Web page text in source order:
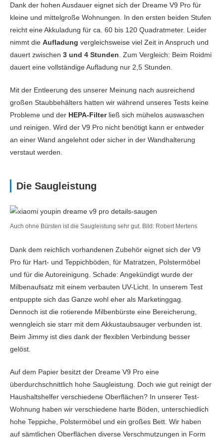
Dank der hohen Ausdauer eignet sich der Dreame V9 Pro für
kleine und mittelgroße Wohnungen. In den ersten beiden Stufen
reicht eine Akkuladung für ca. 60 bis 120 Quadratmeter. Leider
nimmt die Aufladung vergleichsweise viel Zeit in Anspruch und
dauert zwischen 3 und 4 Stunden . Zum Vergleich: Beim Roidmi
dauert eine vollständige Aufladung nur 2,5 Stunden.
Mit der Entleerung des unserer Meinung nach ausreichend
großen Staubbehälters hatten wir während unseres Tests keine
Probleme und der HEPA-Filterließ sich mühelos auswaschen
und reinigen. Wird der V9 Pro nicht benötigt kann er entweder
an einer Wand angelehnt oder sicher in der Wandhalterung
verstaut werden.
Die Saugleistung
Auch ohne Bürsten ist die Saugleistung sehr gut. Bild: Robert Mertens
Dank dem reichlich vorhandenen Zubehör eignet sich der V9
Pro für Hart- und Teppichböden, für Matratzen, Polstermöbel
und für die Autoreinigung. Schade: Angekündigt wurde der
Milbenaufsatz mit einem verbauten UV-Licht. In unserem Test
entpuppte sich das Ganze wohl eher als Marketinggag.
Dennoch ist die rotierende Milbenbürste eine Bereicherung,
wenngleich sie starr mit dem Akkustaubsauger verbunden ist.
Beim Jimmy ist dies dank der flexiblen Verbindung besser
gelöst.
Auf dem Papier besitzt der Dreame V9 Pro eine
überdurchschnittlich hohe Saugleistung. Doch wie gut reinigt der
Haushaltshelfer verschiedene Oberflächen? In unserer Test-
Wohnung haben wir verschiedene harte Böden, unterschiedlich
hohe Teppiche, Polstermöbel und ein großes Bett. Wir haben
auf sämtlichen Oberflächen diverse Verschmutzungen in Form